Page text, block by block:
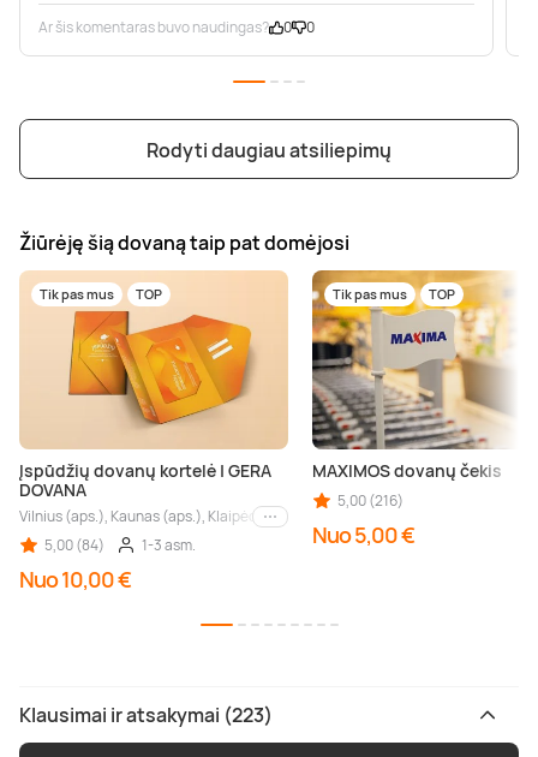
Ar šis komentaras buvo naudingas? 0 0
Rodyti daugiau atsiliepimų
Žiūrėję šią dovaną taip pat domėjosi
Tik pas mus TOP
Įspūdžių dovanų kortelė | GERA
DOVANA
Vilnius (aps.), Kaunas (aps.), Klaipėda (aps.), Palanga (aps.), Nida (aps.),
Kiti miestai
5,00 (84)
1-3 asm.
Nuo 10,00 €
Tik pas mus TOP
MAXIMOS dovanų čekis
5,00 (216)
Nuo 5,00 €
Klausimai ir atsakymai (223)